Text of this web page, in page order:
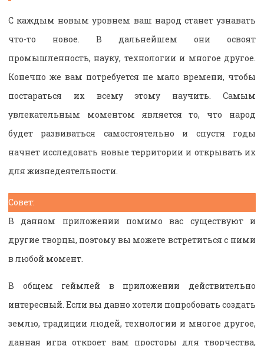
С каждым новым уровнем ваш народ станет узнавать
что-то новое. В дальнейшем они освоят
промышленность, науку, технологии и многое другое.
Конечно же вам потребуется не мало времени, чтобы
постараться их всему этому научить. Самым
увлекательным моментом является то, что народ
будет развиваться самостоятельно и спустя годы
начнет исследовать новые территории и открывать их
для жизнедеятельности.
Совет:
В данном приложении помимо вас существуют и
другие творцы, поэтому вы можете встретиться с ними
в любой момент.
В общем геймлей в приложении действительно
интересный. Если вы давно хотели попробовать создать
землю, традиции людей, технологии и многое другое,
данная игра откроет вам просторы для творчества,